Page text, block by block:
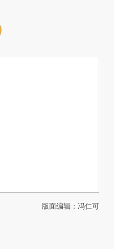
版面编辑：冯仁可